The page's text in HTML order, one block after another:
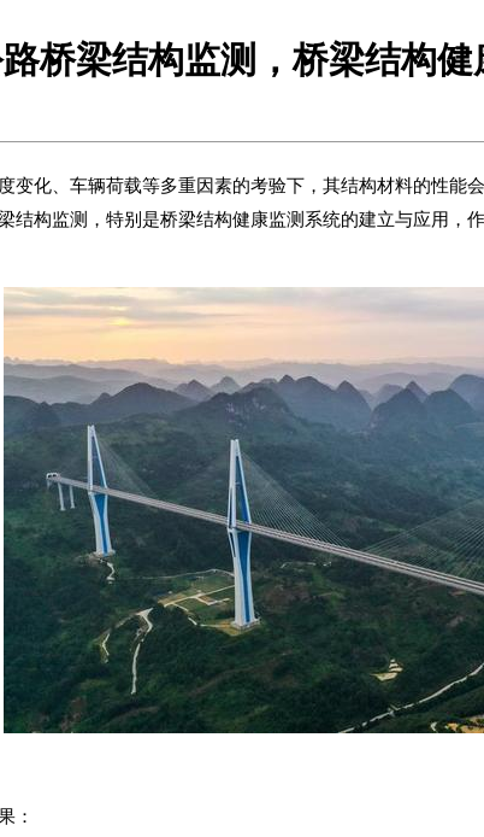
桥梁结构监测，桥梁结构
变化、车辆荷载等多重因素的考验下，其结构材料的性
结构监测，特别是桥梁结构健康监测系统的建立与应用，
：